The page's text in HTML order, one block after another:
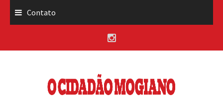
Contato